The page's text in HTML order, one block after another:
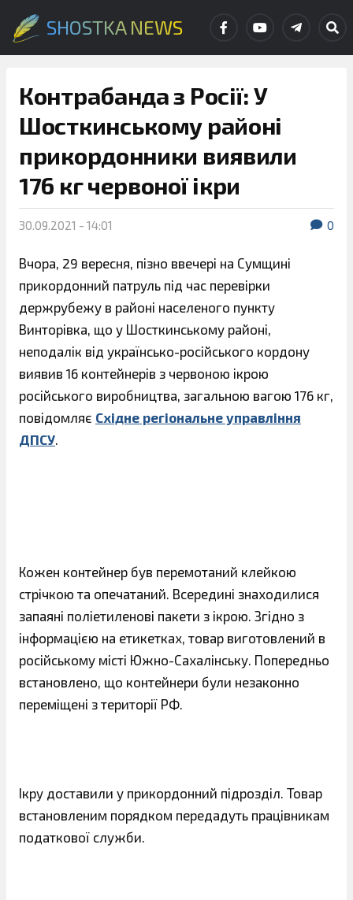
SHOSTKA NEWS
Контрабанда з Росії: У
Шосткинському районі
прикордонники виявили
176 кг червоної ікри
30.09.2021 - 14:01 0
Вчора, 29 вересня, пізно ввечері на Сумщині
прикордонний патруль під час перевірки
держрубежу в районі населеного пункту
Винторівка, що у Шосткинському районі,
неподалік від українсько-російського кордону
виявив 16 контейнерів з червоною ікрою
російського виробництва, загальною вагою 176 кг,
повідомляє Східне регіональне управління
ДПСУ.
Кожен контейнер був перемотаний клейкою
стрічкою та опечатаний. Всередині знаходилися
запаяні поліетиленові пакети з ікрою. Згідно з
інформацією на етикетках, товар виготовлений в
російському місті Южно-Сахалінську. Попередньо
встановлено, що контейнери були незаконно
переміщені з території РФ.
Ікру доставили у прикордонний підрозділ. Товар
встановленим порядком передадуть працівникам
податкової служби.